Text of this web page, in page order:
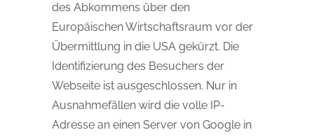
des Abkommens über den
Europäischen Wirtschaftsraum vor der
Übermittlung in die USA gekürzt. Die
Identifizierung des Besuchers der
Webseite ist ausgeschlossen. Nur in
Ausnahmefällen wird die volle IP-
Adresse an einen Server von Google in